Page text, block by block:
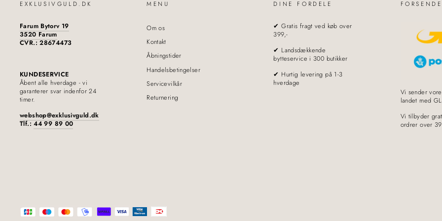
EXKLUSIVGULD.DK
Farum Bytorv 19
3520 Farum
CVR.: 28674473
KUNDESERVICE
Åbent alle hverdage - vi
garanterer svar indenfor 24
timer.
webshop@exklusivguld.dk
Tlf.:44 99 89 00
MENU
Om os
Kontakt
Åbningstider
Handelsbetingelser
Servicevilkår
Returnering
DINE FORDELE
✔ Gratis fragt ved køb over
399,-
✔ Landsdækkende
bytteservice i 300 butikker
✔ Hurtig levering på 1-3
hverdage
Vi sender
landet med
Vi tilbyder
ordrer over